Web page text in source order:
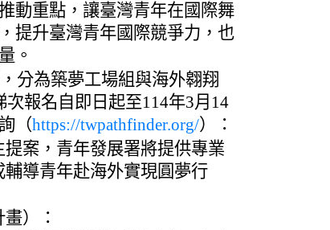
動重點，讓臺灣青年在國際舞
提升臺灣青年國際競爭力，也
。
分為築夢工場組與海外翱翔
報名自即日起至114年3月14
（https://twpathfinder.org/）：
案，青年發展署將提供專業
導青年赴海外實現圓夢行
）：